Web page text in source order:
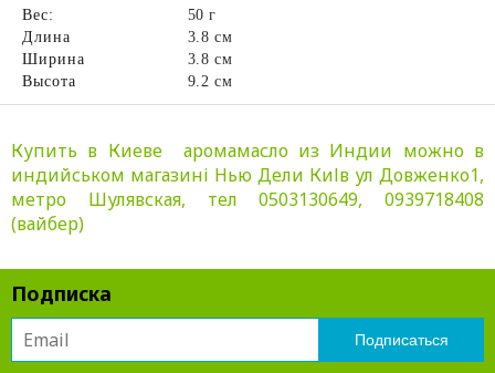
Вес:
50 г
Длина
3.8 см
Ширина
3.8 см
Высота
9.2 см
Купить в Киеве аромамасло из Индии можно в
индийськом магазині Нью Дели КиІв ул Довженко1,
метро Шулявская, тел 0503130649, 0939718408
(вайбер)
Подписка